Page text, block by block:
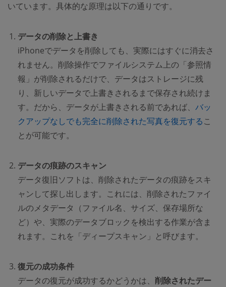
いています。具体的な原理は以下の通りです。
データの削除と上書き
iPhoneでデータを削除しても、実際にはすぐに消去さ
れません。削除操作でファイルシステム上の「参照情
報」が削除されるだけで、データはストレージに残
り、新しいデータで上書きされるまで保存され続けま
す。だから、データが上書きされる前であれば、 バッ
クアップなしでも完全に削除された写真を復元するこ
とが可能です。
データの痕跡のスキャン
データ復旧ソフトは、削除されたデータの痕跡をスキ
ャンして探し出します。これには、削除されたファイ
ルのメタデータ（ファイル名、サイズ、保存場所な
ど）や、実際のデータブロックを検出する作業が含ま
れます。これを「ディープスキャン」と呼びます。
復元の成功条件
データの復元が成功するかどうかは、 削除されたデー